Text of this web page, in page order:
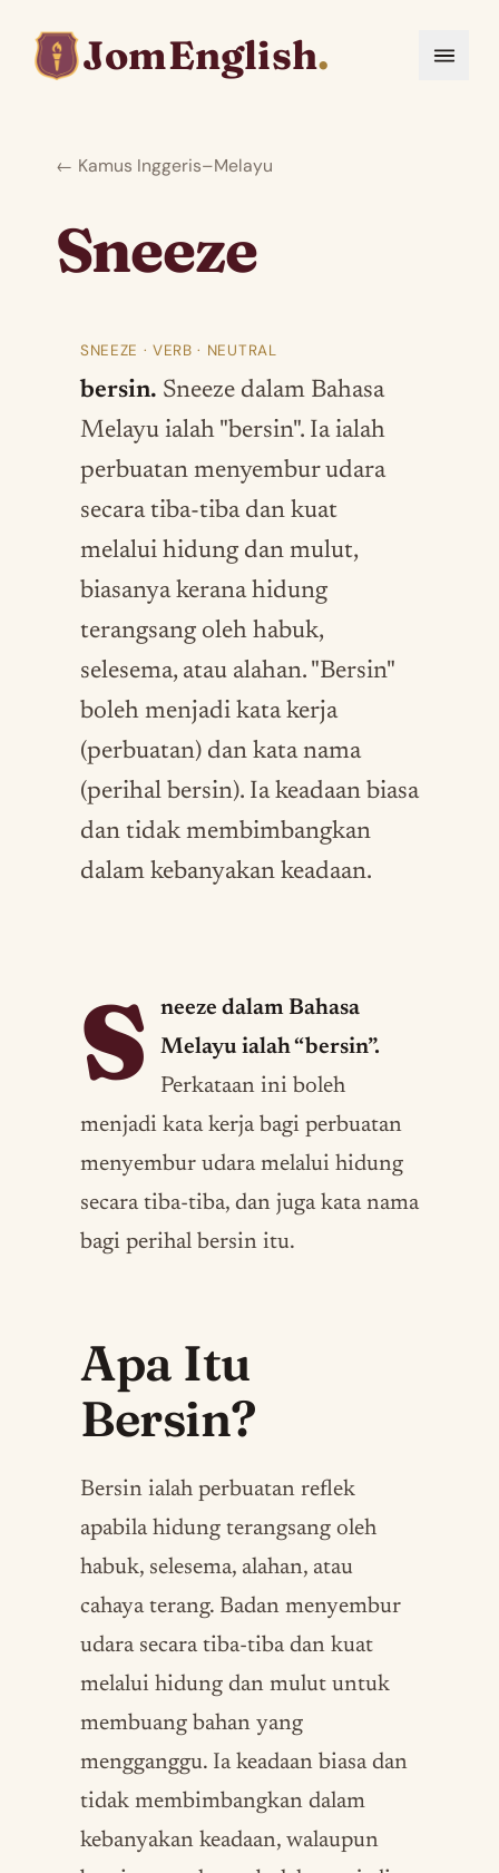
JomEnglish.
← Kamus Inggeris–Melayu
Sneeze
SNEEZE · VERB · NEUTRAL
bersin. Sneeze dalam Bahasa
Melayu ialah "bersin". Ia ialah
perbuatan menyembur udara
secara tiba-tiba dan kuat
melalui hidung dan mulut,
biasanya kerana hidung
terangsang oleh habuk,
selesema, atau alahan. "Bersin"
boleh menjadi kata kerja
(perbuatan) dan kata nama
(perihal bersin). Ia keadaan biasa
dan tidak membimbangkan
dalam kebanyakan keadaan.
S
neeze dalam Bahasa
Melayu ialah “bersin”.
Perkataan ini boleh
menjadi kata kerja bagi perbuatan
menyembur udara melalui hidung
secara tiba-tiba, dan juga kata nama
bagi perihal bersin itu.
Apa Itu
Bersin?
Bersin ialah perbuatan reflek
apabila hidung terangsang oleh
habuk, selesema, alahan, atau
cahaya terang. Badan menyembur
udara secara tiba-tiba dan kuat
melalui hidung dan mulut untuk
membuang bahan yang
mengganggu. Ia keadaan biasa dan
tidak membimbangkan dalam
kebanyakan keadaan, walaupun